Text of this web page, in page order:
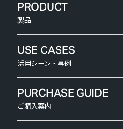
PRODUCT
製品
USE CASES
活用シーン・事例
PURCHASE GUIDE
ご購入案内